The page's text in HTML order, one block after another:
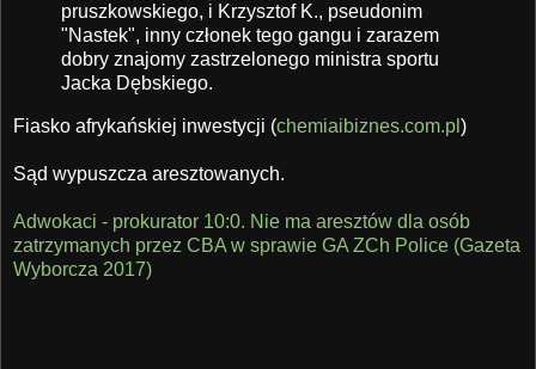
pruszkowskiego, i Krzysztof K., pseudonim
"Nastek", inny członek tego gangu i zarazem
dobry znajomy zastrzelonego ministra sportu
Jacka Dębskiego.
Fiasko afrykańskiej inwestycji (chemiaibiznes.com.pl )
Sąd wypuszcza aresztowanych.
Adwokaci - prokurator 10:0. Nie ma aresztów dla osób
zatrzymanych przez CBA w sprawie GA ZCh Police (Gazeta
Wyborcza 2017)